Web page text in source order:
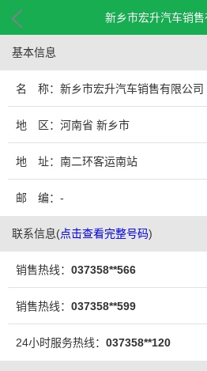
新乡市宏升汽车销售
基本信息
名 称：新乡市宏升汽车销售有限公司
地 区：河南省 新乡市
地 址：南二环客运南站
邮 编：-
联系信息(点击查看完整号码)
销售热线： 037358**566
销售热线： 037358**599
24小时服务热线： 037358**120